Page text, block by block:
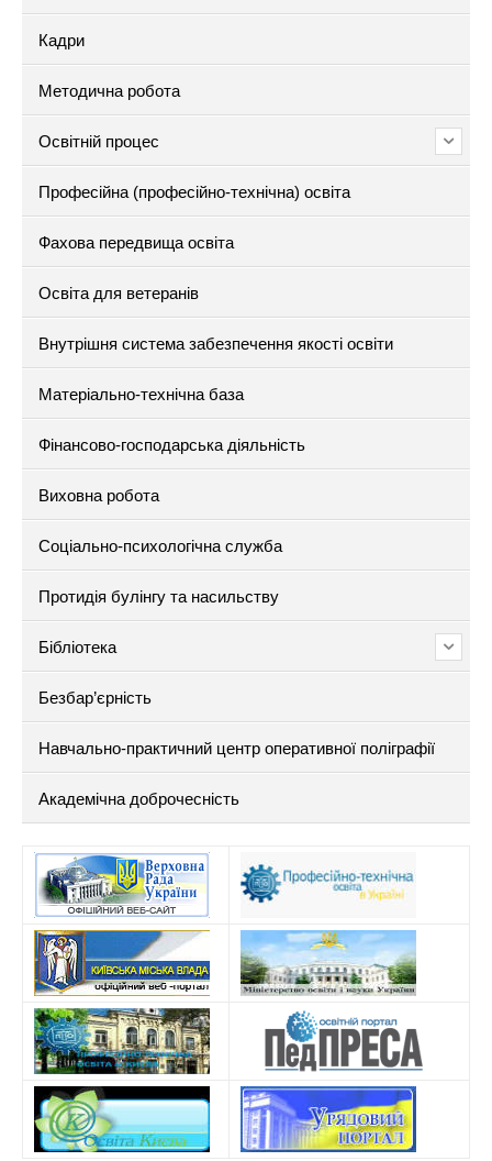
Кадри
Методична робота
Освітній процес
Професійна (професійно-технічна) освіта
Фахова передвища освіта
Освіта для ветеранів
Внутрішня система забезпечення якості освіти
Матеріально-технічна база
Фінансово-господарська діяльність
Виховна робота
Соціально-психологічна служба
Протидія булінгу та насильству
Бібліотека
Безбар’єрність
Навчально-практичний центр оперативної поліграфії
Академічна доброчесність